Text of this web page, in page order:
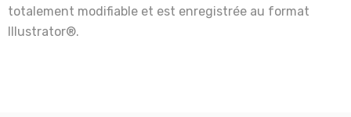
totalement modifiable et est enregistrée au format
Illustrator®.